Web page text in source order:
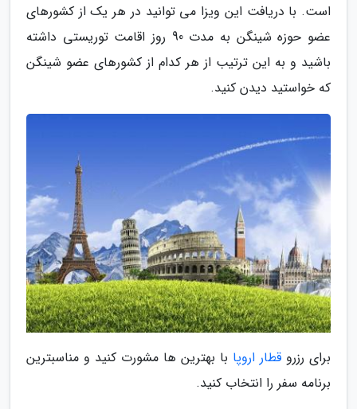
است. با دریافت این ویزا می توانید در هر یک از کشورهای
عضو حوزه شینگن به مدت 90 روز اقامت توریستی داشته
باشید و به این ترتیب از هر کدام از کشورهای عضو شینگن
که خواستید دیدن کنید.
برای رزرو قطار اروپا با بهترین ها مشورت کنید و مناسبترین
برنامه سفر را انتخاب کنید.